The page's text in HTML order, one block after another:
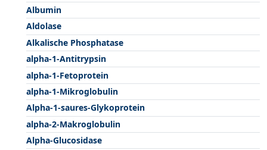
Albumin
Aldolase
Alkalische Phosphatase
alpha-1-Antitrypsin
alpha-1-Fetoprotein
alpha-1-Mikroglobulin
Alpha-1-saures-Glykoprotein
alpha-2-Makroglobulin
Alpha-Glucosidase